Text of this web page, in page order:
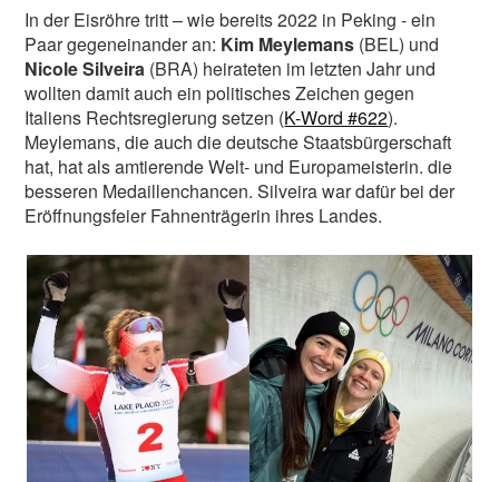
In der Eisröhre tritt – wie bereits 2022 in Peking - ein
Paar gegeneinander an: Kim Meylemans (BEL) und
Nicole Silveira (BRA) heirateten im letzten Jahr und
wollten damit auch ein politisches Zeichen gegen
Italiens Rechtsregierung setzen (K-Word #622).
Meylemans, die auch die deutsche Staatsbürgerschaft
hat, hat als amtierende Welt- und Europameisterin. die
besseren Medaillenchancen. Silveira war dafür bei der
Eröffnungsfeier Fahnenträgerin ihres Landes.